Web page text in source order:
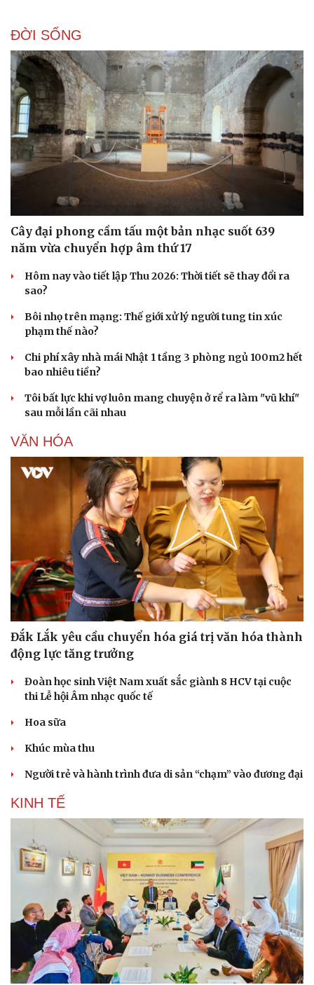
Doanh nghiệp
Thông tin doanh nghiệp
Doanh nghiệp 24h
Doanh nhân
Vì cộng đồng
Công nghệ
Sành điệu
Tin Công nghệ
Trải nghiệm
Chuyển đổi số
ĐỜI SỐNG
Cây đại phong cầm tấu một bản nhạc suốt 639
năm vừa chuyển hợp âm thứ 17
Hôm nay vào tiết lập Thu 2026: Thời tiết sẽ thay đổi ra
sao?
Bôi nhọ trên mạng: Thế giới xử lý người tung tin xúc
phạm thế nào?
Chi phí xây nhà mái Nhật 1 tầng 3 phòng ngủ 100m2 hết
bao nhiêu tiền?
Tôi bất lực khi vợ luôn mang chuyện ở rể ra làm "vũ khí"
sau mỗi lần cãi nhau
VĂN HÓA
Đắk Lắk yêu cầu chuyển hóa giá trị văn hóa thành
động lực tăng trưởng
Đoàn học sinh Việt Nam xuất sắc giành 8 HCV tại cuộc
thi Lễ hội Âm nhạc quốc tế
Hoa sữa
Khúc mùa thu
Người trẻ và hành trình đưa di sản “chạm” vào đương đại
KINH TẾ